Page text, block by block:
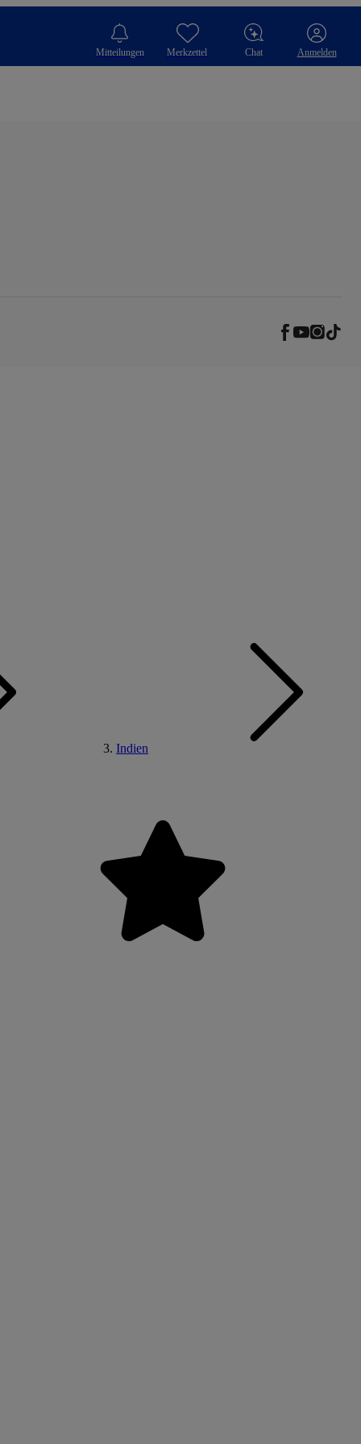
Mitteilungen Merkzettel Chat Anmelden
Indien